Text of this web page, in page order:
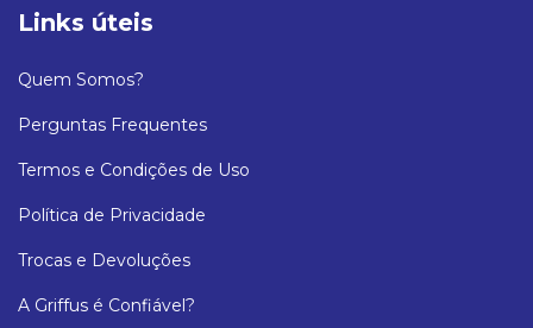
Links úteis
Quem Somos?
Perguntas Frequentes
Termos e Condições de Uso
Política de Privacidade
Trocas e Devoluções
A Griffus é Confiável?